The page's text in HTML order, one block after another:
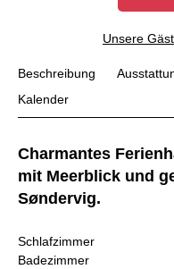
Unsere
Beschreibung
Kalender
Charmantes
mit Meerblick und
Søndervig.
Schlafzimmer
Badezimmer